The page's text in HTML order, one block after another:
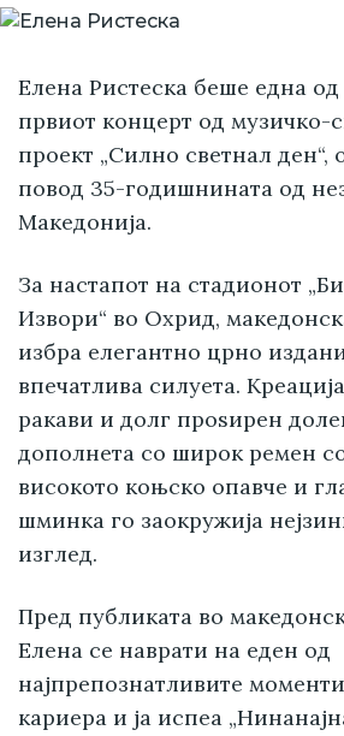
Елена Ристеска беше една од
првиот концерт од музичко-
проект „Силно светнал ден“,
повод 35-годишнината од
Македонија.
За настапот на стадионот
Извори“ во Охрид,
избра елегантно црно
впечатлива силуета.
ракави и долг проѕирен
дополнета со широк ремен
високото коњско опавче и
шминка го заокружија
изглед.
Пред публиката во
Елена се наврати на еден од
најпрепознатливите моменти
кариера и ја испеа